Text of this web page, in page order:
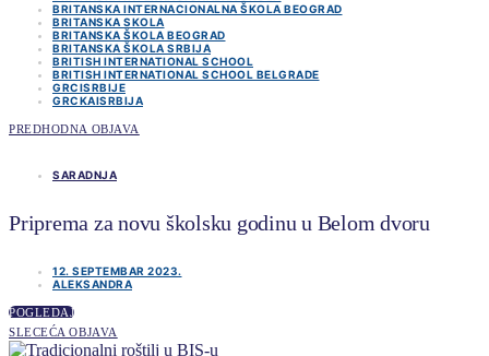
BRITANSKA INTERNACIONALNA ŠKOLA BEOGRAD
BRITANSKA SKOLA
BRITANSKA ŠKOLA BEOGRAD
BRITANSKA ŠKOLA SRBIJA
BRITISH INTERNATIONAL SCHOOL
BRITISH INTERNATIONAL SCHOOL BELGRADE
GRCISRBIJE
GRCKAISRBIJA
PREDHODNA OBJAVA
SARADNJA
Priprema za novu školsku godinu u Belom dvoru
12. SEPTEMBAR 2023.
ALEKSANDRA
POGLEDAJ
SLECEĆA OBJAVA